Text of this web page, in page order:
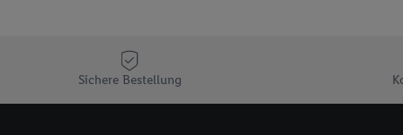
Sichere Bestellung
Sofern Sie hier Ihre
Verantwortlichkeit mit
zu erstellen (die
können, um Sie in von